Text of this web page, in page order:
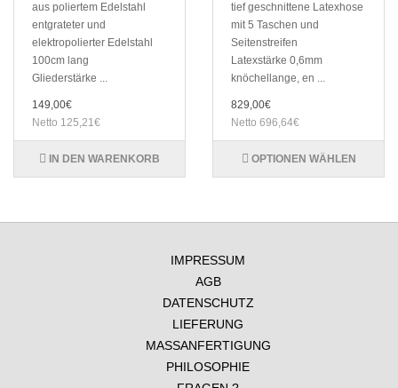
aus poliertem Edelstahl
entgrateter und
elektropolierter Edelstahl
100cm lang
Gliederstärke ...
149,00€
Netto 125,21€
IN DEN WARENKORB
tief geschnittene Latexhose
mit 5 Taschen und
Seitenstreifen
Latexstärke 0,6mm
knöchellange, en ...
829,00€
Netto 696,64€
OPTIONEN WÄHLEN
IMPRESSUM
AGB
DATENSCHUTZ
LIEFERUNG
MASSANFERTIGUNG
PHILOSOPHIE